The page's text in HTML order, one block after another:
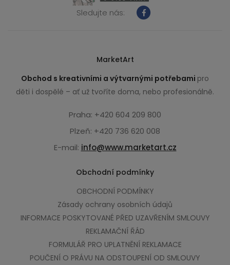
Sledujte nás:
MarketArt
Obchod s kreativními a výtvarnými potřebami pro
děti i dospělé – ať už tvoříte doma, nebo profesionálně.
Praha: +420 604 209 800
Plzeň: +420 736 620 008
E-mail: info@www.marketart.cz
Obchodní podmínky
OBCHODNÍ PODMÍNKY
Zásady ochrany osobních údajů
INFORMACE POSKYTOVANÉ PŘED UZAVŘENÍM SMLOUVY
REKLAMAČNÍ ŘÁD
FORMULÁŘ PRO UPLATNĚNÍ REKLAMACE
POUČENÍ O PRÁVU NA ODSTOUPENÍ OD SMLOUVY